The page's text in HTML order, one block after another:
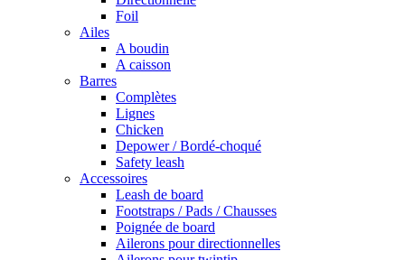
Foil
Ailes
A boudin
A caisson
Barres
Complètes
Lignes
Chicken
Depower / Bordé-choqué
Safety leash
Accessoires
Leash de board
Footstraps / Pads / Chausses
Poignée de board
Ailerons pour directionnelles